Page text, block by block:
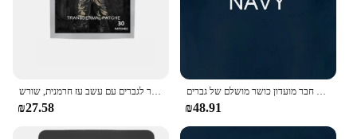
טסטוסטרון מגבר לגברים עם עשב עז חרמנית, שורש maca שורש transdermal כוח סיבולת 30 תיקונים
₪27.58
לגליזציה אסטרונאוטית סטרואידים אנבוליים לגברים חבר מועדון כושר מושלם של גברים
₪48.91